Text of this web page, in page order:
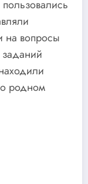
пользовались
на вопросы
о родном